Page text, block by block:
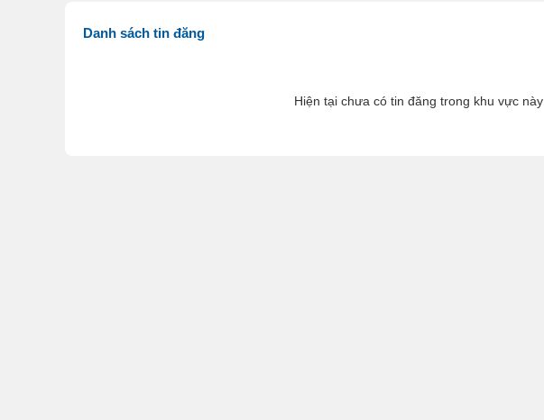
Danh sách tin đăng
Hiện tại chưa có tin đăng trong khu vực này